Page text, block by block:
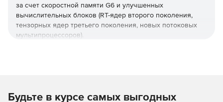
за счет скоростной памяти G6 и улучшенных
вычислительных блоков (RT-ядер второго поколения,
тензорных ядер третьего поколения, новых потоковых
мультипроцессоров).
охлаждение отвечает кулер с двумя вентиляторами, а
Будьте в курсе самых выгодных